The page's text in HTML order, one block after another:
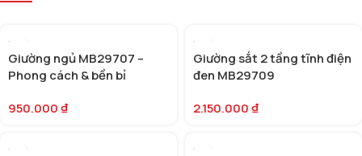
Giường ngủ MB29707 –
Phong cách & bền bỉ
950.000₫
Giường sắt 2 tầng tĩnh điện
đen MB29709
2.150.000₫